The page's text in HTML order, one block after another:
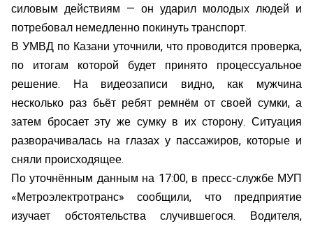
силовым действиям — он ударил молодых людей и
потребовал немедленно покинуть транспорт.
В УМВД по Казани уточнили, что проводится проверка,
по итогам которой будет принято процессуальное
решение. На видеозаписи видно, как мужчина
несколько раз бьёт ребят ремнём от своей сумки, а
затем бросает эту же сумку в их сторону. Ситуация
разворачивалась на глазах у пассажиров, которые и
сняли происходящее.
По уточнённым данным на 17:00, в пресс-службе МУП
«Метроэлектротранс» сообщили, что предприятие
изучает обстоятельства случившегося. Водителя,